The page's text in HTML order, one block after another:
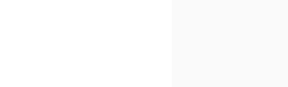
大行動